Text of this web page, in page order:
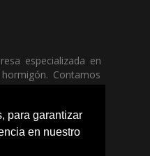
para garantizar
en nuestro
especializada en
Contamos
y técnicos, para